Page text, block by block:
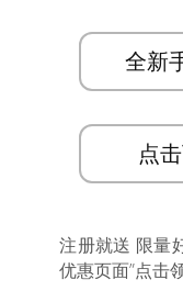
全新
点
注册就送 限量
优惠页面”点击